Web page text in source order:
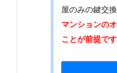
り
の
際
屋のみの鍵交
マンションの
ことが前提です